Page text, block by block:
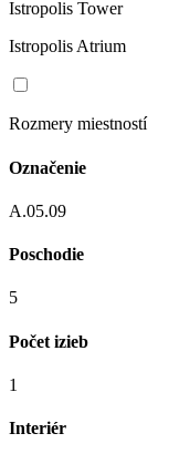
Istropolis Tower
Istropolis Atrium
Rozmery miestností
Označenie
A.05.09
Poschodie
5
Počet izieb
1
Interiér